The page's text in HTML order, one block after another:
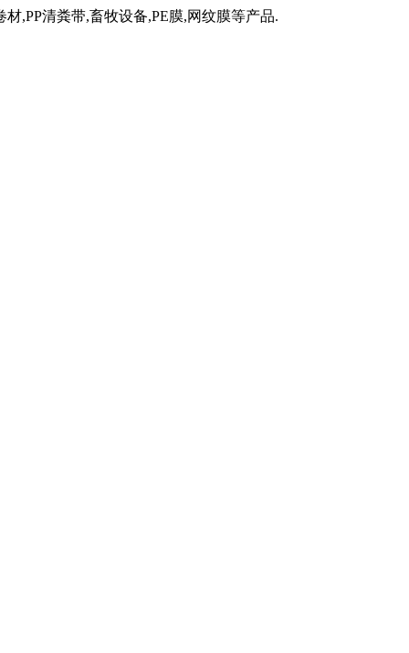
,PP清粪带,畜牧设备,PE膜,网纹膜等产品.